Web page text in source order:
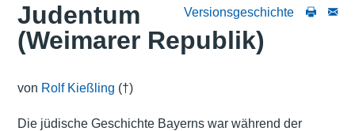
Versionsgeschichte
Judentum
(Weimarer Republik)
von Rolf Kießling (†)
Die jüdische Geschichte Bayerns war während der